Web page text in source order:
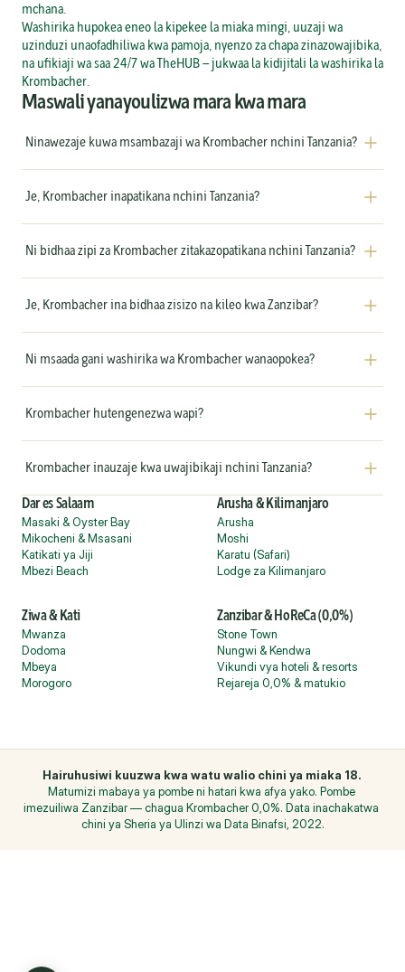
mchana.
Washirika hupokea eneo la kipekee la miaka mingi, uuzaji wa
uzinduzi unaofadhiliwa kwa pamoja, nyenzo za chapa zinazowajibika,
na ufikiaji wa saa 24/7 wa TheHUB — jukwaa la kidijitali la washirika la
Krombacher.
Maswali yanayoulizwa mara kwa mara
Ninawezaje kuwa msambazaji wa Krombacher nchini Tanzania?
Je, Krombacher inapatikana nchini Tanzania?
Ni bidhaa zipi za Krombacher zitakazopatikana nchini Tanzania?
Je, Krombacher ina bidhaa zisizo na kileo kwa Zanzibar?
Ni msaada gani washirika wa Krombacher wanaopokea?
Krombacher hutengenezwa wapi?
Krombacher inauzaje kwa uwajibikaji nchini Tanzania?
Dar es Salaam
Masaki & Oyster Bay
Mikocheni & Msasani
Katikati ya Jiji
Mbezi Beach
Arusha & Kilimanjaro
Arusha
Moshi
Karatu (Safari)
Lodge za Kilimanjaro
Ziwa & Kati
Mwanza
Dodoma
Mbeya
Morogoro
Zanzibar & HoReCa (0,0%)
Stone Town
Nungwi & Kendwa
Vikundi vya hoteli & resorts
Rejareja 0,0% & matukio
Hairuhusiwi kuuzwa kwa watu walio chini ya miaka 18.
Matumizi mabaya ya pombe ni hatari kwa afya yako. Pombe
imezuiliwa Zanzibar — chagua Krombacher 0,0%. Data inachakatwa
chini ya Sheria ya Ulinzi wa Data Binafsi, 2022.